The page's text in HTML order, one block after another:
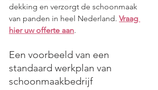
dekking en verzorgt de schoonmaak
van panden in heel Nederland. Vraag
hier uw offerte aan.
Een voorbeeld van een
standaard werkplan van
schoonmaakbedrijf